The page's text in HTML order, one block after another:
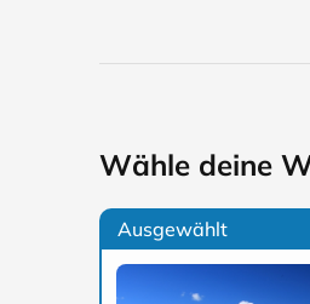
Wähle deine
Ausgewählt